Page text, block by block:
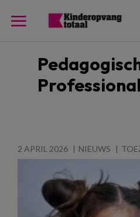
Professional
2 APRIL 2026 NIEUWS